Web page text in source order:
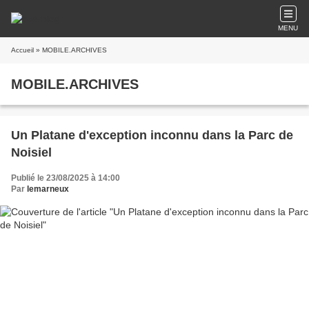
MENU
Accueil » MOBILE.ARCHIVES
MOBILE.ARCHIVES
Un Platane d'exception inconnu dans la Parc de
Noisiel
Publié le 23/08/2025 à 14:00
Par lemarneux